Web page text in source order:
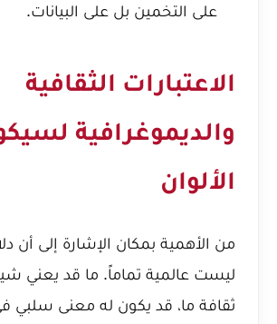
على التخمين بل على البيانات.
الاعتبارات الثقافية
والديموغرافية
الألوان
من الأهمية بمكان الإشارة إلى أن
ليست عالمية تماماً. ما قد يعني
ثقافة ما، قد يكون له معنى سلبي